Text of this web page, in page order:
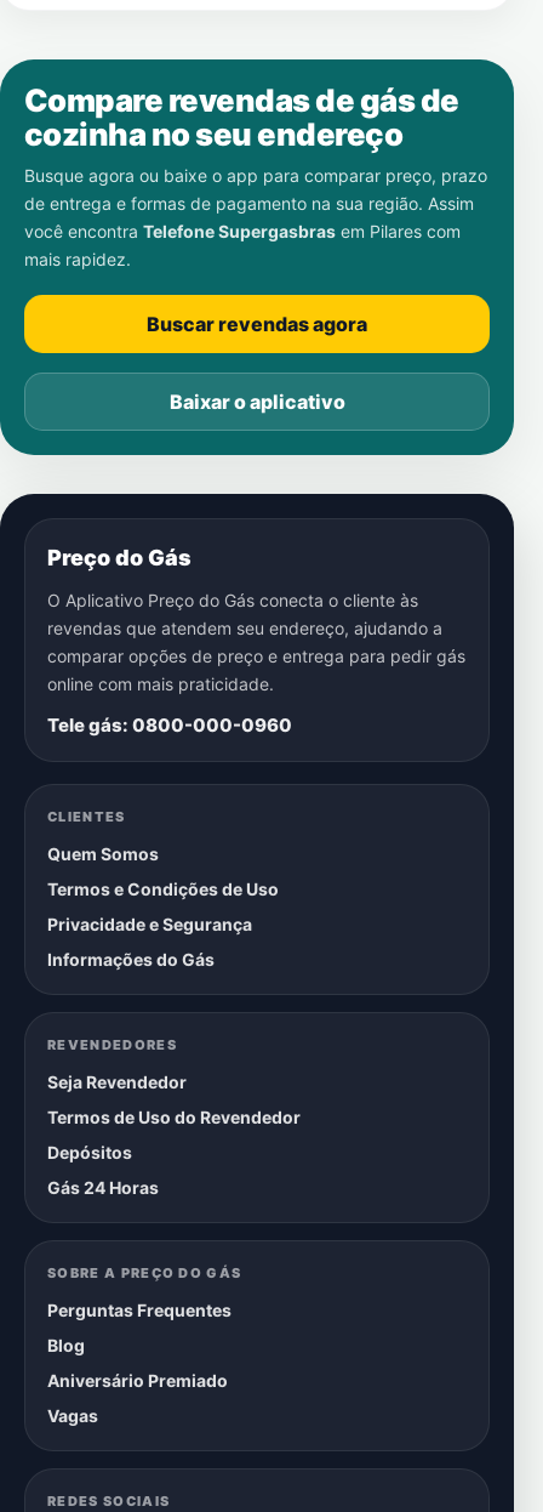
Compare revendas de gás de
cozinha no seu endereço
Busque agora ou baixe o app para comparar preço, prazo
de entrega e formas de pagamento na sua região. Assim
você encontra Telefone Supergasbras em Pilares com
mais rapidez.
Buscar revendas agora
Baixar o aplicativo
Preço do Gás
O Aplicativo Preço do Gás conecta o cliente às
revendas que atendem seu endereço, ajudando a
comparar opções de preço e entrega para pedir gás
online com mais praticidade.
Tele gás: 0800-000-0960
CLIENTES
Quem Somos
Termos e Condições de Uso
Privacidade e Segurança
Informações do Gás
REVENDEDORES
Seja Revendedor
Termos de Uso do Revendedor
Depósitos
Gás 24 Horas
SOBRE A PREÇO DO GÁS
Perguntas Frequentes
Blog
Aniversário Premiado
Vagas
REDES SOCIAIS